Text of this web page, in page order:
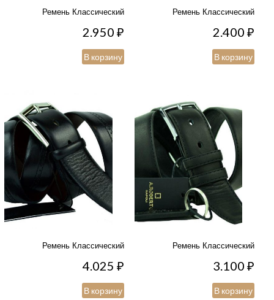
Ремень Классический
2.950₽
В корзину
Ремень Классический
2.400₽
В корзину
Ремень Классический
4.025₽
В корзину
Ремень Классический
3.100₽
В корзину